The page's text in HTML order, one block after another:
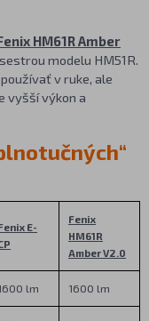
HM61R Amber
modelu HM51R.
v ruke, ale
vyšší výkon a
E-
Fenix
HM61R
Amber V2.0
lm 1600 lm